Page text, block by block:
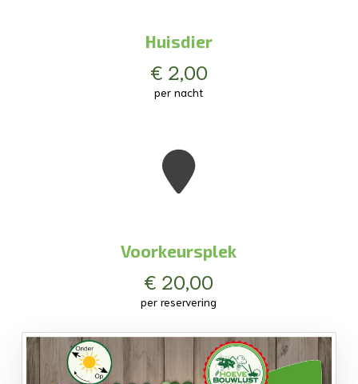
Huisdier
€ 2,00
per nacht
Voorkeursplek
€ 20,00
per reservering